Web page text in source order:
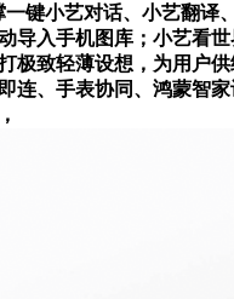
一键小艺对话、小艺翻
导入手机图库；小艺看
极致轻薄设想，为用户
连、手表协同、鸿蒙智